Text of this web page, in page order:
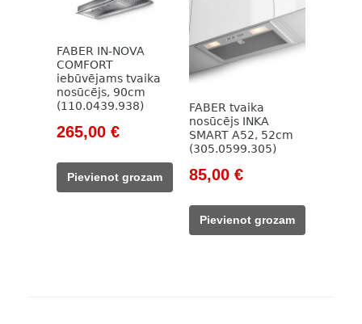
FABER IN-NOVA
COMFORT
iebūvējams tvaika
nosūcējs, 90cm
(110.0439.938)
Original
was:
422,00 €.
265,00 €Current
265,00 €.
Pievienot grozam
FABER tvaika
nosūcējs INKA
SMART A52, 52cm
(305.0599.305)
Original
was:
205,00 €.
85,00 €Current
Pievienot grozam